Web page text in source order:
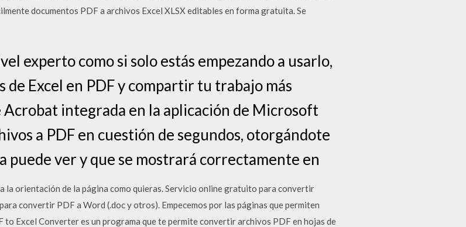
documentos PDF a archivos Excel XLSX editables en forma gratuita. Se
experto como si solo estás empezando a usarlo,
Excel en PDF y compartir tu trabajo más
integrada en la aplicación de Microsoft
a PDF en cuestión de segundos, otorgándote
puede ver y que se mostrará correctamente en
la orientación de la página como quieras. Servicio online gratuito para convertir
convertir PDF a Word (.doc y otros). Empecemos por las páginas que permiten
to Excel Converter es un programa que te permite convertir archivos PDF en hojas de